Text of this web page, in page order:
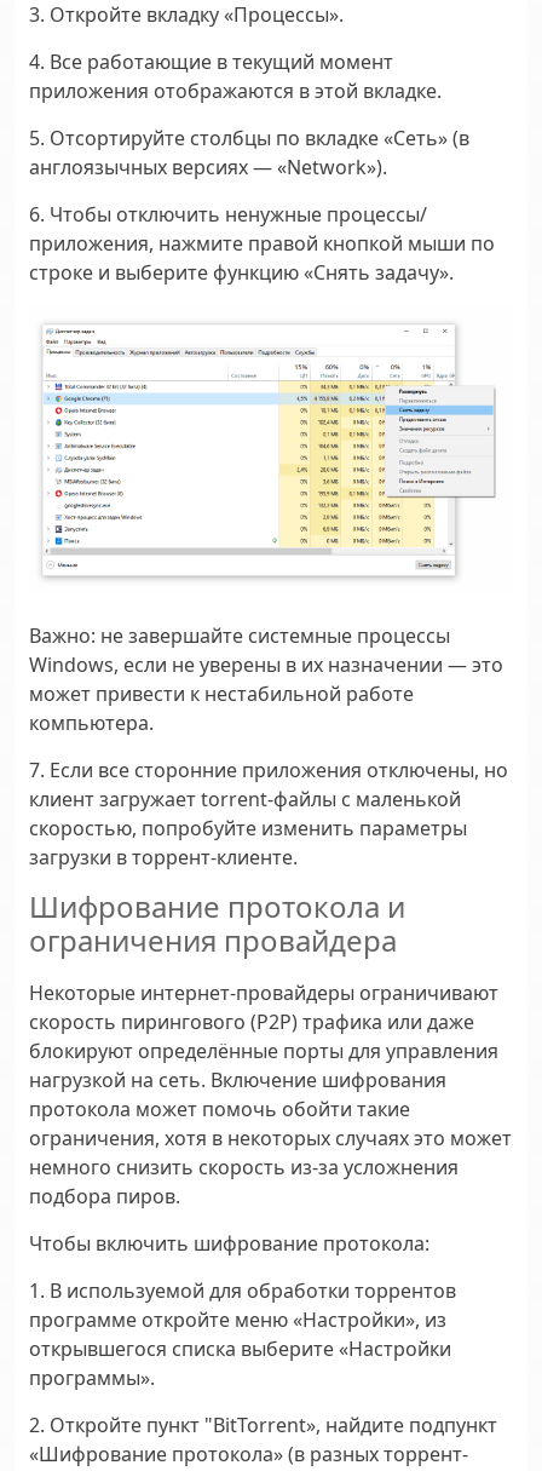
3. Откройте вкладку «Процессы».
4. Все работающие в текущий момент
приложения отображаются в этой вкладке.
5. Отсортируйте столбцы по вкладке «Сеть» (в
англоязычных версиях — «Network»).
6. Чтобы отключить ненужные процессы/
приложения, нажмите правой кнопкой мыши по
строке и выберите функцию «Снять задачу».
Важно: не завершайте системные процессы
Windows, если не уверены в их назначении — это
может привести к нестабильной работе
компьютера.
7. Если все сторонние приложения отключены, но
клиент загружает torrent-файлы с маленькой
скоростью, попробуйте изменить параметры
загрузки в торрент-клиенте.
Шифрование протокола и
ограничения провайдера
Некоторые интернет-провайдеры ограничивают
скорость пирингового (P2P) трафика или даже
блокируют определённые порты для управления
нагрузкой на сеть. Включение шифрования
протокола может помочь обойти такие
ограничения, хотя в некоторых случаях это может
немного снизить скорость из-за усложнения
подбора пиров.
Чтобы включить шифрование протокола:
1. В используемой для обработки торрентов
программе откройте меню «Настройки», из
открывшегося списка выберите «Настройки
программы».
2. Откройте пункт "BitTorrent», найдите подпункт
«Шифрование протокола» (в разных торрент-